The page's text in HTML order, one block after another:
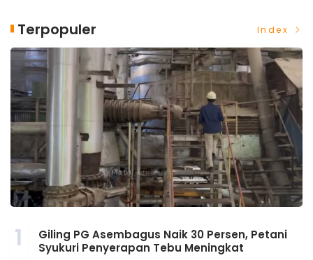
Terpopuler Index
1
Giling PG Asembagus Naik 30 Persen, Petani
Syukuri Penyerapan Tebu Meningkat